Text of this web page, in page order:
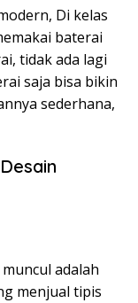
Di kelas
baterai
tidak ada lagi
saja bisa bikin
sederhana,
adalah
menjual tipis